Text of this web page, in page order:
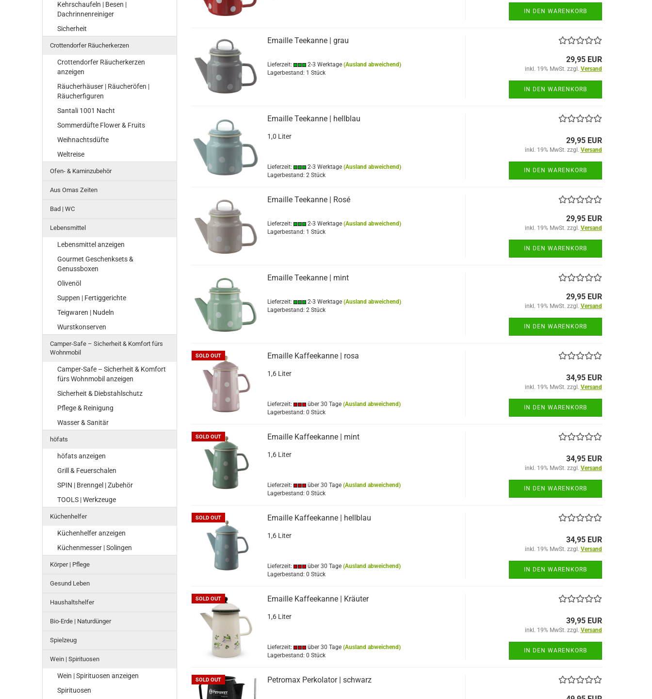
IN DEN WARENKORB
Emaille Teekanne | grau
Lieferzeit: 2-3 Werktage (Ausland abweichend)
Lagerbestand: 1 Stück
29,95 EUR
inkl. 19% MwSt. zzgl. Versand
IN DEN WARENKORB
Emaille Teekanne | hellblau
1,0 Liter
Lieferzeit: 2-3 Werktage (Ausland abweichend)
Lagerbestand: 2 Stück
29,95 EUR
inkl. 19% MwSt. zzgl. Versand
IN DEN WARENKORB
Emaille Teekanne | Rosé
Lieferzeit: 2-3 Werktage (Ausland abweichend)
Lagerbestand: 1 Stück
29,95 EUR
inkl. 19% MwSt. zzgl. Versand
IN DEN WARENKORB
Emaille Teekanne | mint
Lieferzeit: 2-3 Werktage (Ausland abweichend)
Lagerbestand: 2 Stück
29,95 EUR
inkl. 19% MwSt. zzgl. Versand
IN DEN WARENKORB
SOLD OUT Emaille Kaffeekanne | rosa
1,6 Liter
Lieferzeit: über 30 Tage (Ausland abweichend)
Lagerbestand: 0 Stück
34,95 EUR
inkl. 19% MwSt. zzgl. Versand
IN DEN WARENKORB
SOLD OUT Emaille Kaffeekanne | mint
1,6 Liter
Lieferzeit: über 30 Tage (Ausland abweichend)
Lagerbestand: 0 Stück
34,95 EUR
inkl. 19% MwSt. zzgl. Versand
IN DEN WARENKORB
SOLD OUT Emaille Kaffeekanne | hellblau
1,6 Liter
Lieferzeit: über 30 Tage (Ausland abweichend)
Lagerbestand: 0 Stück
34,95 EUR
inkl. 19% MwSt. zzgl. Versand
IN DEN WARENKORB
SOLD OUT Emaille Kaffeekanne | Kräuter
1,6 Liter
Lieferzeit: über 30 Tage (Ausland abweichend)
Lagerbestand: 0 Stück
39,95 EUR
inkl. 19% MwSt. zzgl. Versand
IN DEN WARENKORB
SOLD OUT Petromax Perkolator | schwarz
Kehrschaufeln | Besen |
Dachrinnenreiniger
Sicherheit
Crottendorfer Räucherkerzen
Crottendorfer Räucherkerzen
anzeigen
Räucherhäuser | Räucheröfen |
Räucherfiguren
Santali 1001 Nacht
Sommerdüfte Flower & Fruits
Weihnachtsdüfte
Weltreise
Ofen- & Kaminzubehör
Aus Omas Zeiten
Bad | WC
Lebensmittel
Lebensmittel anzeigen
Gourmet Geschenksets &
Genussboxen
Olivenöl
Suppen | Fertiggerichte
Teigwaren | Nudeln
Wurstkonserven
Camper-Safe – Sicherheit & Komfort fürs
Wohnmobil
Camper-Safe – Sicherheit & Komfort
fürs Wohnmobil anzeigen
Sicherheit & Diebstahlschutz
Pflege & Reinigung
Wasser & Sanitär
höfats
höfats anzeigen
Grill & Feuerschalen
SPIN | Brenngel | Zubehör
TOOLS | Werkzeuge
Küchenhelfer
Küchenhelfer anzeigen
Küchenmesser | Solingen
Körper | Pflege
Gesund Leben
Haushaltshelfer
Bio-Erde | Naturdünger
Spielzeug
Wein | Spirituosen
Wein | Spirituosen anzeigen
Spirituosen